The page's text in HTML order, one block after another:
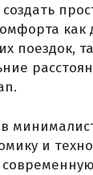
как
поездок,
и